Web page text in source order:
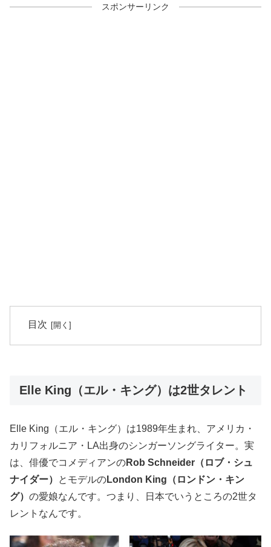
スポンサーリンク
目次
Elle King（エル・キング）は2世タレント
Elle King（エル・キング）は1989年生まれ、アメリカ・
カリフォルニア・LA出身のシンガーソングライター。実
は、俳優でコメディアンのRob Schneider（ロブ・シュ
ナイダー）
とモデルのLondon King（ロンドン・キン
グ） の愛娘なんです。つまり、日本でいうところの2世タ
レントなんです。